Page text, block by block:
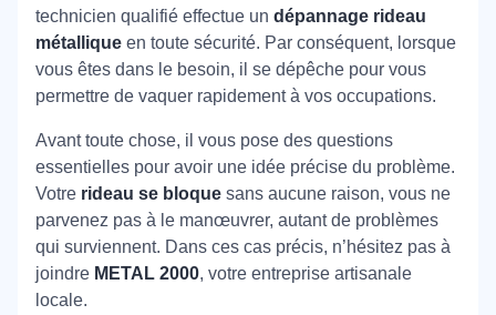
technicien qualifié effectue un dépannage rideau
métallique en toute sécurité. Par conséquent, lorsque
vous êtes dans le besoin, il se dépêche pour vous
permettre de vaquer rapidement à vos occupations.
Avant toute chose, il vous pose des questions
essentielles pour avoir une idée précise du problème.
Votre rideau se bloque sans aucune raison, vous ne
parvenez pas à le manœuvrer, autant de problèmes
qui surviennent. Dans ces cas précis, n’hésitez pas à
joindre METAL 2000, votre entreprise artisanale
locale.